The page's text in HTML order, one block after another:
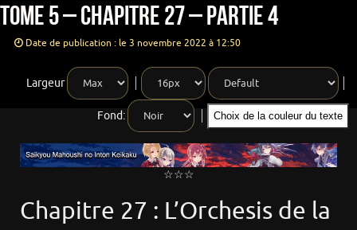
Tome 5 – Chapitre 27 – Partie 4
Date de publication : le 3 novembre 2022 à 12:50
Largeur
Fond: Choix de la couleur du texte
☆☆☆
Chapitre 27 : L’Orchesis de la